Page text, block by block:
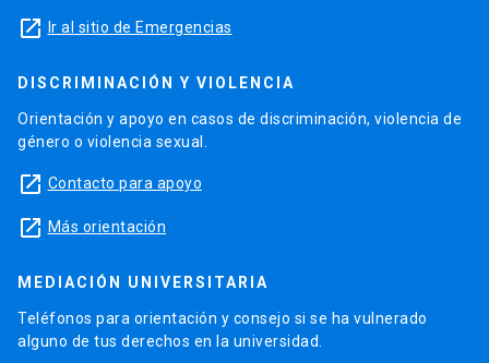
launch Ir al sitio de Emergencias
DISCRIMINACIÓN Y VIOLENCIA
Orientación y apoyo en casos de discriminación, violencia de
género o violencia sexual.
launch Contacto para apoyo
launch Más orientación
MEDIACIÓN UNIVERSITARIA
Teléfonos para orientación y consejo si se ha vulnerado
alguno de tus derechos en la universidad.